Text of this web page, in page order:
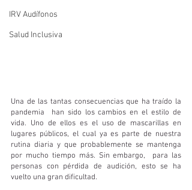
IRV Audífonos
Salud Inclusiva
Una de las tantas consecuencias que ha traído la
pandemia  han sido los cambios en el estilo de
vida. Uno de ellos es el uso de mascarillas en
lugares públicos, el cual ya es parte de nuestra
rutina diaria y que probablemente se mantenga
por mucho tiempo más. Sin embargo,  para las
personas con pérdida de audición, esto se ha
vuelto una gran dificultad.